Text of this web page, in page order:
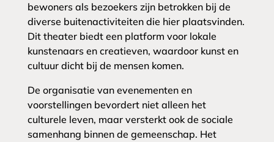
bewoners als bezoekers zijn betrokken bij de
diverse buitenactiviteiten die hier plaatsvinden.
Dit theater biedt een platform voor lokale
kunstenaars en creatieven, waardoor kunst en
cultuur dicht bij de mensen komen.
De organisatie van evenementen en
voorstellingen bevordert niet alleen het
culturele leven, maar versterkt ook de sociale
samenhang binnen de gemeenschap. Het